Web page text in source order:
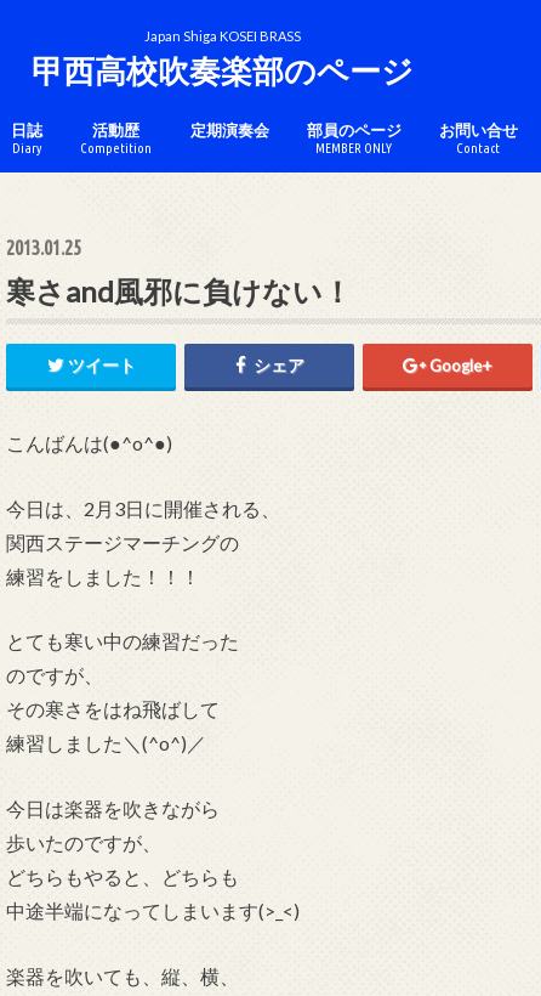
Japan Shiga KOSEI BRASS
甲西高校吹奏楽部のページ
日誌
Diary
活動歴
Competition
定期演奏会
チケットのページ
部員のページ
MEMBER ONLY
お問い合せ
Contact
2013.01.25
寒さand風邪に負けない！
ツイート シェア Google+
こんばんは(●^o^●)
今日は、2月3日に開催される、
関西ステージマーチングの
練習をしました！！！
とても寒い中の練習だった
のですが、
その寒さをはね飛ばして
練習しました＼(^o^)／
今日は楽器を吹きながら
歩いたのですが、
どちらもやると、どちらも
中途半端になってしまいます(>_<)
楽器を吹いても、縦、横、